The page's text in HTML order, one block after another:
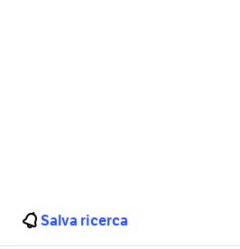
Salva ricerca